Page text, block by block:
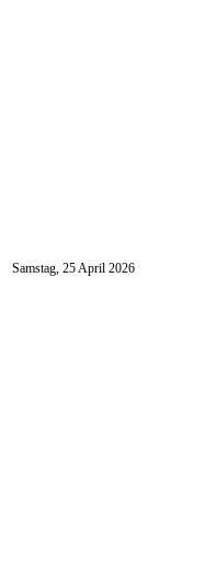
Samstag, 25 April 2026